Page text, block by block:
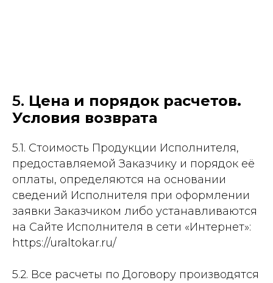
5. Цена и порядок расчетов.
Условия возврата
5.1. Стоимость Продукции Исполнителя,
предоставляемой Заказчику и порядок её
оплаты, определяются на основании
сведений Исполнителя при оформлении
заявки Заказчиком либо устанавливаются
на Сайте Исполнителя в сети «Интернет»:
https://uraltokar.ru/
5.2. Все расчеты по Договору производятся